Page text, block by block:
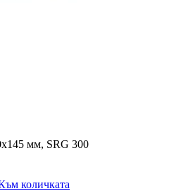
мм, SRG 300
количката